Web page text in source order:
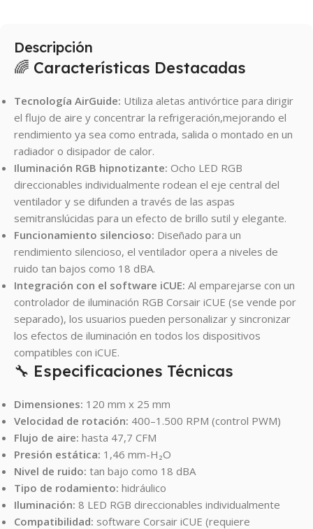
Descripción
🌈 Características Destacadas
Tecnología AirGuide: Utiliza aletas antivórtice para dirigir
el flujo de aire y concentrar la refrigeración,mejorando el
rendimiento ya sea como entrada, salida o montado en un
radiador o disipador de calor.
Iluminación RGB hipnotizante: Ocho LED RGB
direccionables individualmente rodean el eje central del
ventilador y se difunden a través de las aspas
semitranslúcidas para un efecto de brillo sutil y elegante.
Funcionamiento silencioso: Diseñado para un
rendimiento silencioso, el ventilador opera a niveles de
ruido tan bajos como 18 dBA.
Integración con el software iCUE: Al emparejarse con un
controlador de iluminación RGB Corsair iCUE (se vende por
separado), los usuarios pueden personalizar y sincronizar
los efectos de iluminación en todos los dispositivos
compatibles con iCUE.
🔧 Especificaciones Técnicas
Dimensiones: 120 mm x 25 mm
Velocidad de rotación: 400–1.500 RPM (control PWM)
Flujo de aire: hasta 47,7 CFM
Presión estática: 1,46 mm-H₂O
Nivel de ruido: tan bajo como 18 dBA
Tipo de rodamiento: hidráulico
Iluminación: 8 LED RGB direccionables individualmente
Compatibilidad: software Corsair iCUE (requiere